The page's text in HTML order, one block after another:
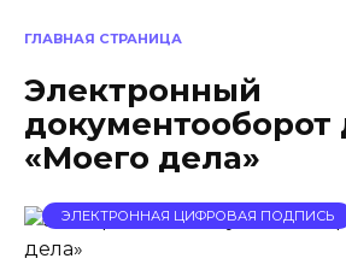
ГЛАВНАЯ СТРАНИЦА
Электронный
документооборот
«Моего дела»
ЭЛЕКТРОННАЯ ЦИФРОВАЯ ПОДПИСЬ